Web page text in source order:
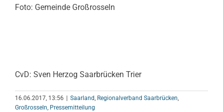
Foto: Gemeinde Großrosseln
CvD: Sven Herzog Saarbrücken Trier
16.06.2017, 13:56 Saarland, Regionalverband Saarbrücken,
Großrosseln, Pressemitteilung